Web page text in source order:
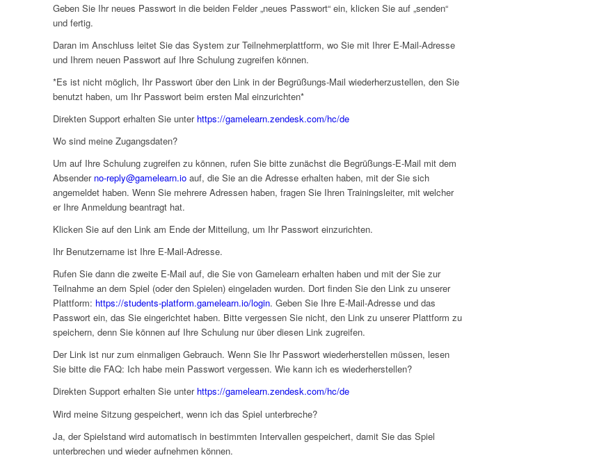
Geben Sie Ihr neues Passwort in die beiden Felder „neues Passwort“ ein, klicken Sie auf „senden“
und fertig.
Daran im Anschluss leitet Sie das System zur Teilnehmerplattform, wo Sie mit Ihrer E-Mail-Adresse
und Ihrem neuen Passwort auf Ihre Schulung zugreifen können.
*Es ist nicht möglich, Ihr Passwort über den Link in der Begrüßungs-Mail wiederherzustellen, den Sie
benutzt haben, um Ihr Passwort beim ersten Mal einzurichten*
Direkten Support erhalten Sie unter https://gamelearn.zendesk.com/hc/de
Wo sind meine Zugangsdaten?
Um auf Ihre Schulung zugreifen zu können, rufen Sie bitte zunächst die Begrüßungs-E-Mail mit dem
Absender no-reply@gamelearn.ioauf, die Sie an die Adresse erhalten haben, mit der Sie sich
angemeldet haben. Wenn Sie mehrere Adressen haben, fragen Sie Ihren Trainingsleiter, mit welcher
er Ihre Anmeldung beantragt hat.
Klicken Sie auf den Link am Ende der Mitteilung, um Ihr Passwort einzurichten.
Ihr Benutzername ist Ihre E-Mail-Adresse.
Rufen Sie dann die zweite E-Mail auf, die Sie von Gamelearn erhalten haben und mit der Sie zur
Teilnahme an dem Spiel (oder den Spielen) eingeladen wurden. Dort finden Sie den Link zu unserer
Plattform: https://students-platform.gamelearn.io/login. Geben Sie Ihre E-Mail-Adresse und das
Passwort ein, das Sie eingerichtet haben. Bitte vergessen Sie nicht, den Link zu unserer Plattform zu
speichern, denn Sie können auf Ihre Schulung nur über diesen Link zugreifen.
Der Link ist nur zum einmaligen Gebrauch. Wenn Sie Ihr Passwort wiederherstellen müssen, lesen
Sie bitte die FAQ: Ich habe mein Passwort vergessen. Wie kann ich es wiederherstellen?
Direkten Support erhalten Sie unter https://gamelearn.zendesk.com/hc/de
Wird meine Sitzung gespeichert, wenn ich das Spiel unterbreche?
Ja, der Spielstand wird automatisch in bestimmten Intervallen gespeichert, damit Sie das Spiel
unterbrechen und wieder aufnehmen können.